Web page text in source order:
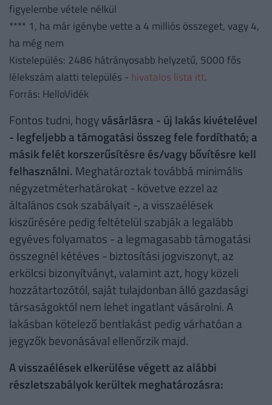
figyelembe vétele nélkül
**** 1, ha már igénybe vette a 4 milliós összeget, vagy 4,
ha még nem
Kistelepülés: 2486 hátrányosabb helyzetű, 5000 fős
lélekszám alatti település - hivatalos lista itt.
Forrás: HelloVidék
Fontos tudni, hogyvásárlásra - új lakás kivételével
- legfeljebb a támogatási összeg fele fordítható; a
másik felét korszerűsítésre és/vagy bővítésre kell
felhasználni. Meghatároztak továbbá minimális
négyzetméterhatárokat - követve ezzel az
általános csok szabályait -, a visszaélések
kiszűrésére pedig feltételül szabják a legalább
egyéves folyamatos - a legmagasabb támogatási
összegnél kétéves - biztosítási jogviszonyt, az
erkölcsi bizonyítványt, valamint azt, hogy közeli
hozzátartozótól, saját tulajdonban álló gazdasági
társaságoktól nem lehet ingatlant vásárolni. A
lakásban kötelező bentlakást pedig várhatóan a
jegyzők bevonásával ellenőrzik majd.
A visszaélések elkerülése végett az alábbi
részletszabályok kerültek meghatározásra: